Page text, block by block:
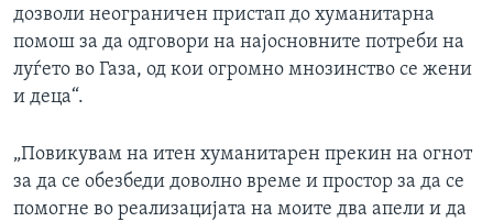
дозволи неограничен пристап до хуманитарна
помош за да одговори на најосновните потреби на
луѓето во Газа, од кои огромно мнозинство се жени
и деца“.
„Повикувам на итен хуманитарен прекин на огнот
за да се обезбеди доволно време и простор за да се
помогне во реализацијата на моите два апели и да